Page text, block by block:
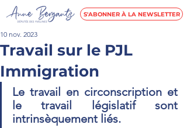
S'ABONNER À LA NEWSLETTER
Travail sur le PJL
Immigration
10 nov. 2023
Le travail en circonscription et
le travail législatif sont
intrinsèquement liés.